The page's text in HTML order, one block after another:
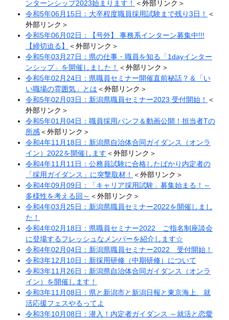
ンターンシップ2023始まります！ ＜外部リンク＞
令和5年06月15日：大卒程度職員採用試験まで残り3日！ ＜
外部リンク＞
令和5年06月02日：【号外】 事務系インターン募集中!!!
【締切迫る】
＜外部リンク＞
令和5年03月27日：県の仕事・職員を知る「1dayインター
ンシップ」を開催しました！ ＜外部リンク＞
令和5年02月24日：県職員セミナー開催直前秘話？＆「い
い職場の雰囲気」とは ＜外部リンク＞
令和5年02月03日：新潟県職員セミナー2023 受付開始！ ＜
外部リンク＞
令和5年01月04日：職員採用パンフ＆動画公開！担当者Tの
所感＜外部リンク＞
令和4年11月18日：新潟県自治体合同ガイダンス（オンラ
イン）2022を開催します ＜外部リンク＞
令和4年11月11日：公務員試験に合格したばかり内定者の
「採用ガイダンス」に突撃取材！ ＜外部リンク＞
令和4年09月09日：「キャリア採用試験」募集始まる！～
多様性を考える回～ ＜外部リンク＞
令和4年03月25日：新潟県職員セミナー2022を開催しまし
た！
令和4年02月18日：県職員セミナー2022 ご指名制座談会
に登場するフレッシュなメンバーを紹介します☆
令和4年02月04日：新潟県職員セミナー2022 受付開始！
令和3年12月10日：新採用研修（中期研修）について
令和3年11月26日：新潟県自治体合同ガイダンス（オンラ
イン）を開催します！
令和3年11月08日：県と新潟市と新潟日報と東京海上、就
活応援フェスやるってよ
令和3年10月08日：潜入！内定者ガイダンス ～就活と恋愛